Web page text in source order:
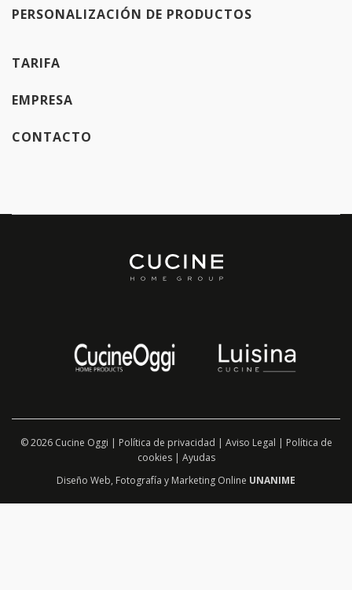
PERSONALIZACIÓN DE PRODUCTOS
TARIFA
EMPRESA
CONTACTO
© 2026 Cucine Oggi | Política de privacidad | Aviso Legal | Política de
cookies| Ayudas
Diseño Web, Fotografía y Marketing Online UNANIME